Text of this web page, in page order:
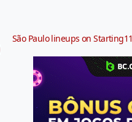
São Paulo lineups on Starting11